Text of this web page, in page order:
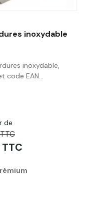
inoxydable
inoxydable,
code EAN...
de